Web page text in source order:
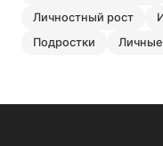
личностный рост
подростки